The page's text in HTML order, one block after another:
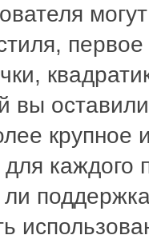
вы
крупное
каждого